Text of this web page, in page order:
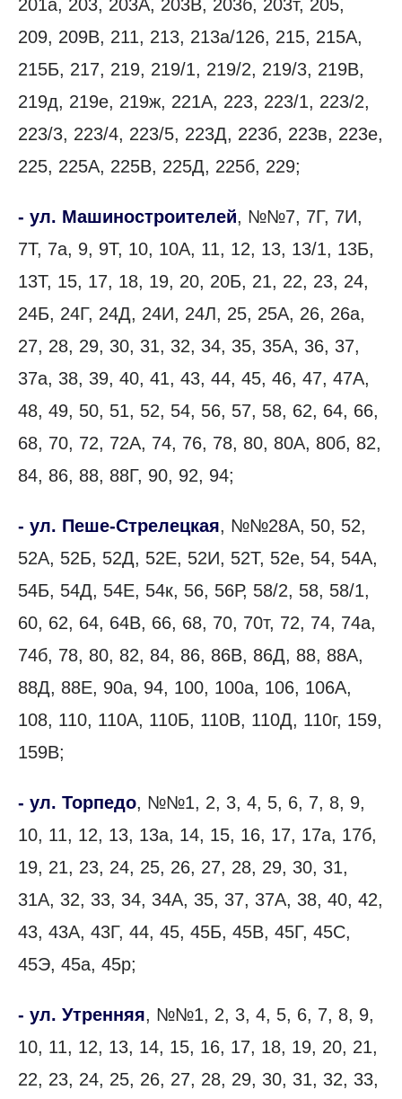
201а, 203, 203А, 203В, 203б, 203т, 205,
209, 209В, 211, 213, 213а/126, 215, 215А,
215Б, 217, 219, 219/1, 219/2, 219/3, 219В,
219д, 219е, 219ж, 221А, 223, 223/1, 223/2,
223/3, 223/4, 223/5, 223Д, 223б, 223в, 223е,
225, 225А, 225В, 225Д, 225б, 229;
- ул. Машиностроителей, №№7, 7Г, 7И,
7Т, 7а, 9, 9Т, 10, 10А, 11, 12, 13, 13/1, 13Б,
13Т, 15, 17, 18, 19, 20, 20Б, 21, 22, 23, 24,
24Б, 24Г, 24Д, 24И, 24Л, 25, 25А, 26, 26а,
27, 28, 29, 30, 31, 32, 34, 35, 35А, 36, 37,
37а, 38, 39, 40, 41, 43, 44, 45, 46, 47, 47А,
48, 49, 50, 51, 52, 54, 56, 57, 58, 62, 64, 66,
68, 70, 72, 72А, 74, 76, 78, 80, 80А, 80б, 82,
84, 86, 88, 88Г, 90, 92, 94;
- ул. Пеше-Стрелецкая, №№28А, 50, 52,
52А, 52Б, 52Д, 52Е, 52И, 52Т, 52е, 54, 54А,
54Б, 54Д, 54Е, 54к, 56, 56Р, 58/2, 58, 58/1,
60, 62, 64, 64В, 66, 68, 70, 70т, 72, 74, 74а,
74б, 78, 80, 82, 84, 86, 86В, 86Д, 88, 88А,
88Д, 88Е, 90а, 94, 100, 100а, 106, 106А,
108, 110, 110А, 110Б, 110В, 110Д, 110г, 159,
159В;
- ул. Торпедо, №№1, 2, 3, 4, 5, 6, 7, 8, 9,
10, 11, 12, 13, 13а, 14, 15, 16, 17, 17а, 17б,
19, 21, 23, 24, 25, 26, 27, 28, 29, 30, 31,
31А, 32, 33, 34, 34А, 35, 37, 37А, 38, 40, 42,
43, 43А, 43Г, 44, 45, 45Б, 45В, 45Г, 45С,
45Э, 45а, 45р;
- ул. Утренняя, №№1, 2, 3, 4, 5, 6, 7, 8, 9,
10, 11, 12, 13, 14, 15, 16, 17, 18, 19, 20, 21,
22, 23, 24, 25, 26, 27, 28, 29, 30, 31, 32, 33,